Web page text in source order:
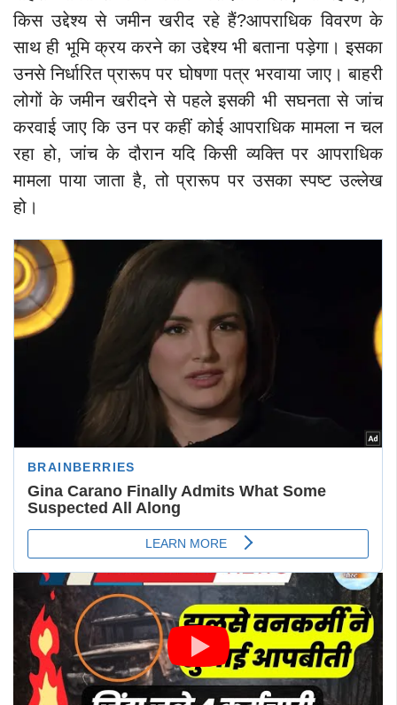
किस उद्देश्य से जमीन खरीद रहे हैं?आपराधिक विवरण के
साथ ही भूमि क्रय करने का उद्देश्य भी बताना पड़ेगा। इसका
उनसे निर्धारित प्रारूप पर घोषणा पत्र भरवाया जाए। बाहरी
लोगों के जमीन खरीदने से पहले इसकी भी सघनता से जांच
करवाई जाए कि उन पर कहीं कोई आपराधिक मामला न चल
रहा हो, जांच के दौरान यदि किसी व्यक्ति पर आपराधिक
मामला पाया जाता है, तो प्रारूप पर उसका स्पष्ट उल्लेख
हो।